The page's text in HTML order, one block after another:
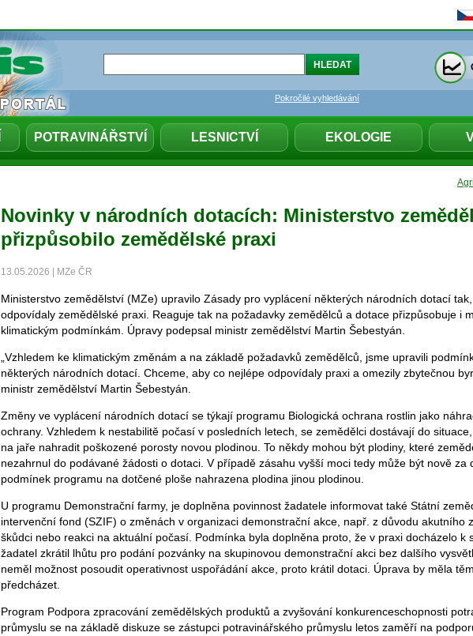
POTRAVINÁŘSTVÍ LESNICTVÍ EKOLOGIE
Pokročilé vyhledávání
Novinky v národních dotacích: Ministerstvo
přizpůsobilo zemědělské praxi
13.05.2026 | MZe ČR
Ministerstvo zemědělství (MZe) upravilo Zásady pro vyplácení některých národních dotací
odpovídaly zemědělské praxi. Reaguje tak na požadavky zemědělců a dotace přizpůsobuje i
klimatickým podmínkám. Úpravy podepsal ministr zemědělství Martin Šebestyán.
„Vzhledem ke klimatickým změnám a na základě požadavků zemědělců, jsme upravili
některých národních dotací. Chceme, aby co nejlépe odpovídaly praxi a omezily zbytečnou
ministr zemědělství Martin Šebestyán.
Změny ve vyplácení národních dotací se týkají programu Biologická ochrana rostlin jako
ochrany. Vzhledem k nestabilitě počasí v posledních letech, se zemědělci dostávají do
na jaře nahradit poškozené porosty novou plodinou. To někdy mohou být plodiny, které
nezahrnul do podávané žádosti o dotaci. V případě zásahu vyšší moci tedy může být nově za
podmínek programu na dotčené ploše nahrazena plodina jinou plodinou.
U programu Demonstrační farmy, je doplněna povinnost žadatele informovat také Státní
intervenční fond (SZIF) o změnách v organizaci demonstrační akce, např. z důvodu akutního
škůdci nebo reakci na aktuální počasí. Podmínka byla doplněna proto, že v praxi docházelo k
žadatel zkrátil lhůtu pro podání pozvánky na skupinovou demonstrační akci bez dalšího
neměl možnost posoudit operativnost uspořádání akce, proto krátil dotaci. Úprava by měla
předcházet.
Program Podpora zpracování zemědělských produktů a zvyšování konkurenceschopnosti
průmyslu se na základě diskuze se zástupci potravinářského průmyslu letos zaměří na